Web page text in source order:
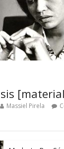
Massiel Pirela